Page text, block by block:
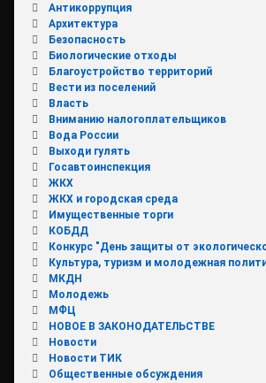
Антикоррупция
Архитектура
Безопасность
Биологические отходы
Благоустройство территорий
Вести из поселений
Власть
Вниманию налогоплательщиков
Вода России
Выходи гулять
Госавтоинспекция
ЖКХ
ЖКХ и городская среда
Имущественные торги
КОБДД
Конкурс "День защиты от
Культура, туризм и молодежная
МКДН
Молодежь
МФЦ
НОВОЕ В ЗАКОНОДАТЕЛЬСТВЕ
Новости
Новости ТИК
Общественные обсуждения